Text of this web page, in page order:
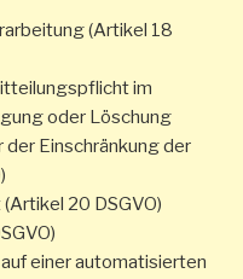
(Artikel 18
im
oder Löschung
Einschränkung der
20 DSGVO)
einer automatisierten